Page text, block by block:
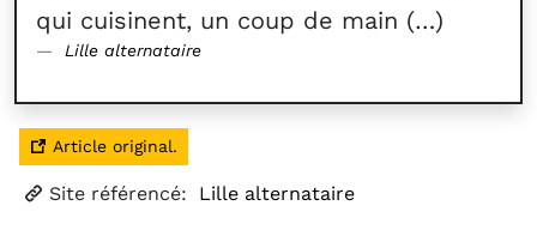
qui cuisinent, un coup de main (…)
Lille alternataire
Article original.
Site référencé: Lille alternataire